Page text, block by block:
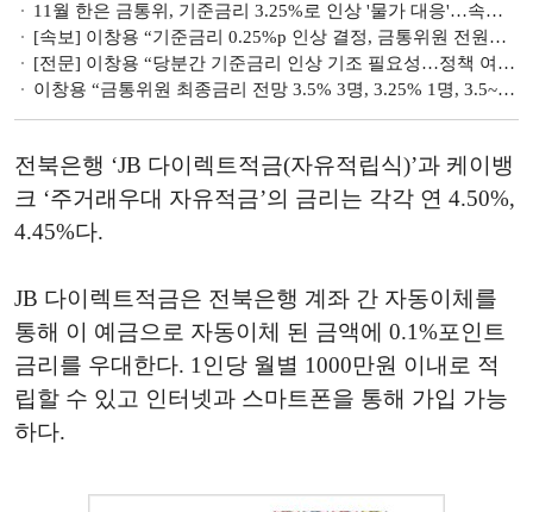
11월 한은 금통위, 기준금리 3.25%로 인상 '물가 대응'…속도는 '베이비스텝'
[속보] 이창용 “기준금리 0.25%p 인상 결정, 금통위원 전원일치”
[전문] 이창용 “당분간 기준금리 인상 기조 필요성…정책 여건 불확실성 커”
이창용 “금통위원 최종금리 전망 3.5% 3명, 3.25% 1명, 3.5~3.75% 2명”
전북은행 ‘JB 다이렉트적금(자유적립식)’과 케이뱅
크 ‘주거래우대 자유적금’의 금리는 각각 연 4.50%,
4.45%다.
JB 다이렉트적금은 전북은행 계좌 간 자동이체를
통해 이 예금으로 자동이체 된 금액에 0.1%포인트
금리를 우대한다. 1인당 월별 1000만원 이내로 적
립할 수 있고 인터넷과 스마트폰을 통해 가입 가능
하다.